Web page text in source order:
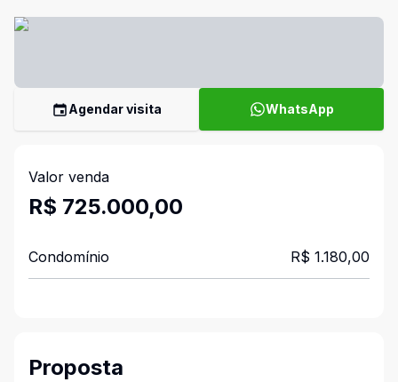
Agendar visita WhatsApp
Valor venda
R$ 725.000,00
Condomínio R$ 1.180,00
Proposta